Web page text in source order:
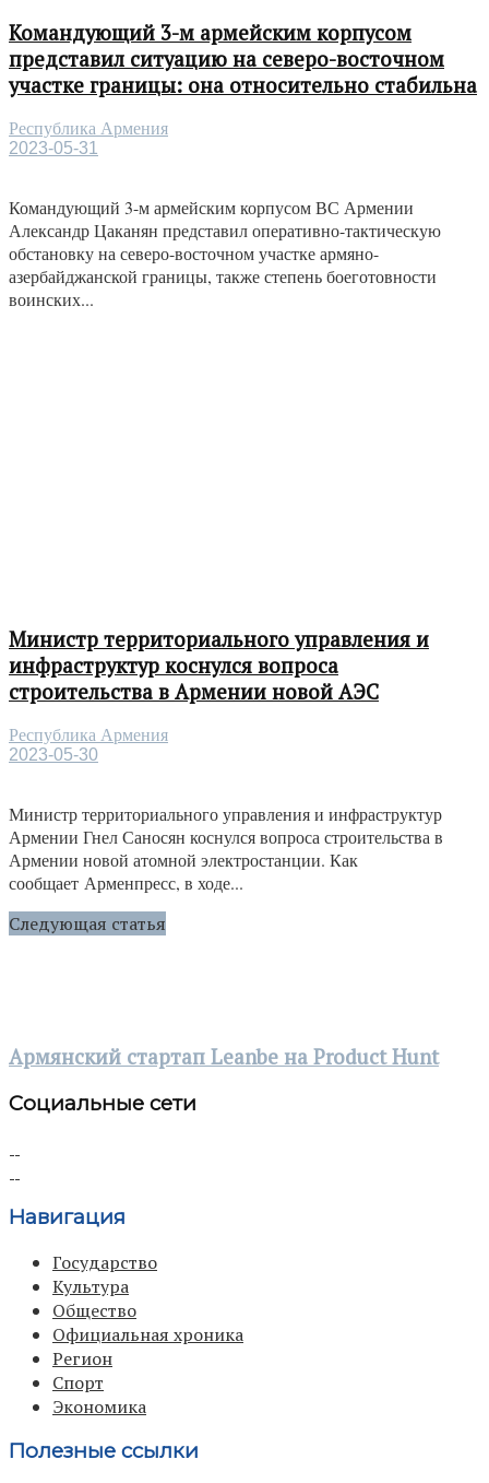
Командующий 3-м армейским корпусом
представил ситуацию на северо-восточном
участке границы: она относительно стабильна
Республика Армения
2023-05-31
Командующий 3-м армейским корпусом ВС Армении
Александр Цаканян представил оперативно-тактическую
обстановку на северо-восточном участке армяно-
азербайджанской границы, также степень боеготовности
воинских...
Министр территориального управления и
инфраструктур коснулся вопроса
строительства в Армении новой АЭС
Республика Армения
2023-05-30
Министр территориального управления и инфраструктур
Армении Гнел Саносян коснулся вопроса строительства в
Армении новой атомной электростанции. Как
сообщает Арменпресс, в ходе...
Следующая статья
Армянский стартап Leanbe на Product Hunt
Социальные сети
Навигация
Государство
Культура
Общество
Официальная хроника
Регион
Спорт
Экономика
Полезные ссылки